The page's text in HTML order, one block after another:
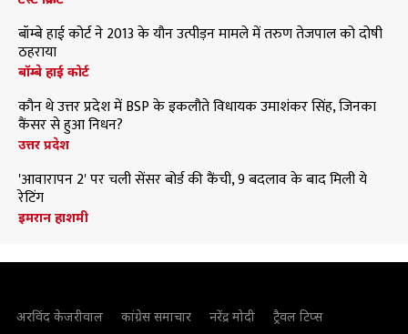
बॉम्बे हाई कोर्ट ने 2013 के यौन उत्पीड़न मामले में तरुण तेजपाल को दोषी
ठहराया
बॉम्बे हाई कोर्ट
कौन थे उत्तर प्रदेश में BSP के इकलौते विधायक उमाशंकर सिंह, जिनका
कैंसर से हुआ निधन?
उत्तर प्रदेश
'आवारापन 2' पर चली सेंसर बोर्ड की कैंची, 9 बदलाव के बाद मिली ये
रेटिंग
इमरान हाशमी
अरविंद केजरीवाल कांग्रेस समाचार नरेंद्र मोदी ट्रैवल टिप्स